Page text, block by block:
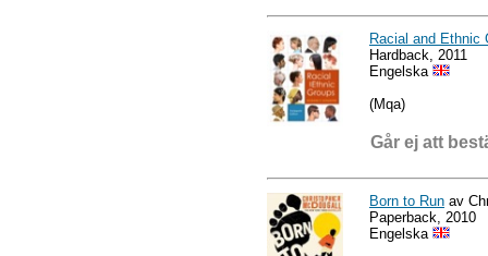
Racial and Ethnic
Hardback, 2011
Engelska
(Mqa)
Går ej att
Born to Run av
Paperback, 2010
Engelska